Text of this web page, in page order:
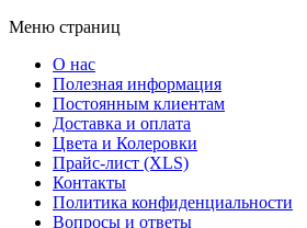
Меню страниц
О нас
Полезная информация
Постоянным клиентам
Доставка и оплата
Цвета и Колеровки
Прайс-лист (XLS)
Контакты
Политика конфиденциальности
Вопросы и ответы